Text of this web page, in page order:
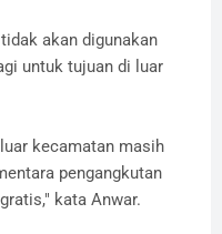
akan digunakan
untuk tujuan di luar
kecamatan masih
pengangkutan
kata Anwar.